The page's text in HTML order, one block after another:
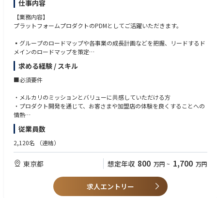
※言語:VB.NET、PHP、Oracle、PostgreSQL、Python 他:VMWare、AWS
■同社アプリ開発の参考URL
UTAO https://jankara.ne.jp/pr/utao/
プレスリリース
https://prtimes.jp/main/html/rd/p/000000367.000017032.html
https://prtimes.jp/main/html/rd/p/000000399.000017032.html
仕事内容
【業務内容】
プラットフォームプロダクトのPDMとしてご活躍いただきます。
▪グループのロードマップや各事業の成長計画などを把握、リードするド
メインのロードマップを策定
▪ロードマップに基づいた開発計画の構想
▪要件定義～開発リード～成果創造までのプロジェクトマネジメント
す。ローンチまでのスケジュールを線引き、開発期日までの開発進行の管
理、また実管理を行いながらシステム開発を進めていきます。その他、サ
ービスの保守運用、CSチームとの連携、品質保証チームと協力してテスト
ます。
求める経験 / スキル
■必須要件
・メルカリのミッションとバリューに共感していただける方
・プロダクト開発を通じて、お客さまや加盟店の体験を良くすることへの
情熱
・1年以上のプロダクトマネジメント経験、またはプロダクトビジョン・
ロードマップ作成をリードした経験
・インターネットサービス（モバイルアプリ／API／システム連携など）
の立場でリードした経験
・エンジニアと技術的な議論ができる経験（自分でコードを書ける必要は
ありませんが、対外API仕様・連携設計・認証・エラーハンドリングなど
をエンジニアと同じ土俵で議論できるレベルの技術理解）
・半年〜1年規模の対外プロジェクトをリードした経験（社外パートナ
従業員数
2,120名 （連結）
東京都 想定年収 800 万円 ~ 1,700 万円
求人エントリー